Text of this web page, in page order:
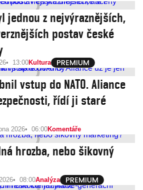
jednou z nejvýraznějších,
postav české
13:00Kultura
vstup do NATO. Aliance
řídí ji staré
2026 06:00Komentáře
hrozba, nebo šikovný
08:00Analýza